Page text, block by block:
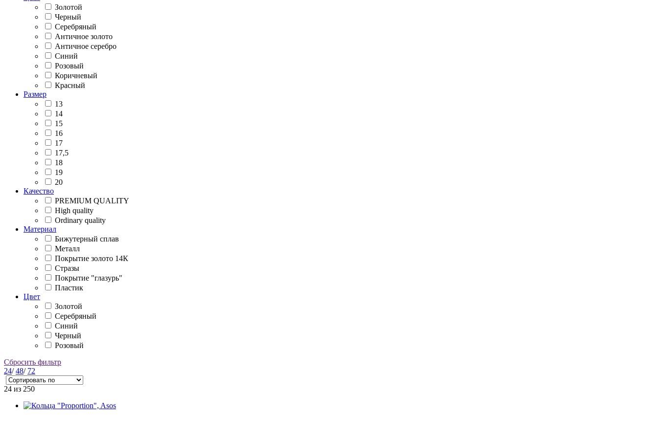
Золотой
Черный
Серебряный
Античное золото
Античное серебро
Синий
Розовый
Коричневый
Красный
Размер
13
14
15
16
17
17,5
18
19
20
Качество
PREMIUM QUALITY
High quality
Ordinary quality
Материал
Бижутерный сплав
Металл
Покрытие золото 14К
Стразы
Покрытие "глазурь"
Пластик
Цвет
Золотой
Серебряный
Синий
Черный
Розовый
Сбросить фильтр
24/48/ 72
24 из 250